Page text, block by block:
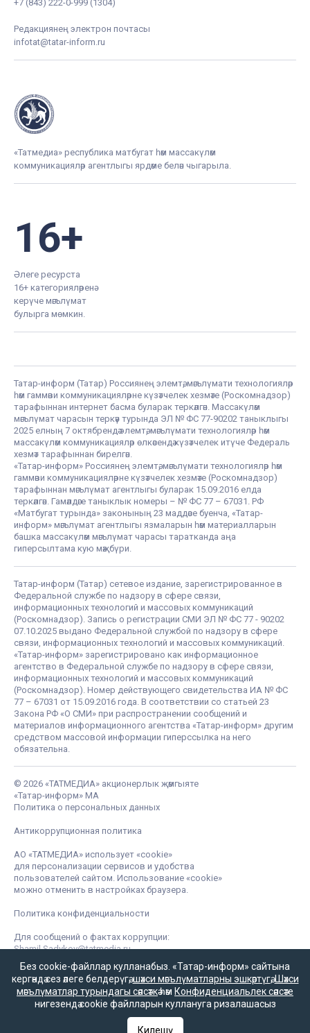
+7 (843) 222-0-999 (1304)
Редакциянең электрон почтасы
infotat@tatar-inform.ru
«Татмедиа» республика матбугат һәм массакүләм
коммуникацияләр агентлыгы ярдәме белән чыгарыла.
16+
Әлеге ресурста
16+ категорияләренә
керүче мәгълүмат
булырга мөмкин.
Татар-информ (Татар) Россиянең элемтә, мәгълүмати технологияләр
һәм гаммәви коммуникацияләрне күзәтчелек хезмәте (Роскомнадзор)
тарафыннан интернет басма буларак теркәлгән. Массакүләм
мәгълүмат чарасын теркәү турында ЭЛ № ФС 77-90202 таныклыгы
2025 елның 7 октябрендә элемтә, мәгълүмати технологияләр һәм
массакүләм коммуникацияләр өлкәсендә күзәтчелек итүче Федераль
хезмәт тарафыннан бирелгән.
«Татар-информ» Россиянең элемтә, мәгълүмати технологияләр һәм
гаммәви коммуникацияләрне күзәтчелек хезмәте (Роскомнадзор)
тарафыннан мәгълүмат агентлыгы буларак 15.09.2016 елда
теркәлгән. Гамәлдәге таныклык номеры – № ФС 77 – 67031. РФ
«Матбугат турында» законының 23 маддәсе буенча, «Татар-
информ» мәгълүмат агентлыгы язмаларын һәм материалларын
башка массакүләм мәгълүмат чарасы таратканда аңа
гиперсылтама кую мәҗбүри.
Татар-информ (Татар) сетевое издание, зарегистрированное в
Федеральной службе по надзору в сфере связи,
информационных технологий и массовых коммуникаций
(Роскомнадзор). Запись о регистрации СМИ ЭЛ № ФС 77 - 90202
07.10.2025 выдано Федеральной службой по надзору в сфере
связи, информационных технологий и массовых коммуникаций.
«Татар-информ» зарегистрировано как информационное
агентство в Федеральной службе по надзору в сфере связи,
информационных технологий и массовых коммуникаций
(Роскомнадзор). Номер действующего свидетельства ИА № ФС
77 – 67031 от 15.09.2016 года. В соответствии со статьей 23
Закона РФ «О СМИ» при распространении сообщений и
материалов информационного агентства «Татар-информ» другим
средством массовой информации гиперссылка на него
обязательна.
© 2026 «ТАТМЕДИА» акционерлык җәмгыяте
«Татар-информ» МА
Политика о персональных данных
Антикоррупционная политика
АО «ТАТМЕДИА» использует «cookie»
для персонализации сервисов и удобства
пользователей сайтом. Использование «cookie»
можно отменить в настройках браузера.
Политика конфиденциальности
Для сообщений о фактах коррупции:
Shamil.Sadykov@tatmedia.ru
Без cookie-файллар кулланабыз. «Татар-информ» сайтына
кергәндә сез әлеге белдерүгә,шәхси мәгълүматларны эшкәртүгә,Шәхси
мәгълүматлар турындагы сәясәткәһәм Конфиденциальлек сәясәте
нигезендә cookie файлларын куллануга ризалашасыз
Килешү